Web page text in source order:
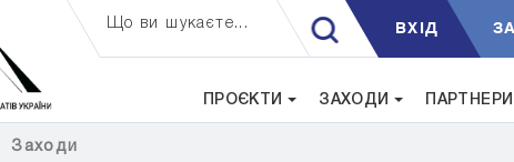
Що ви шукаєте... ВXIД
ПРОЄКТИ ЗАХОДИ ПАРТНЕРИ
Заходи